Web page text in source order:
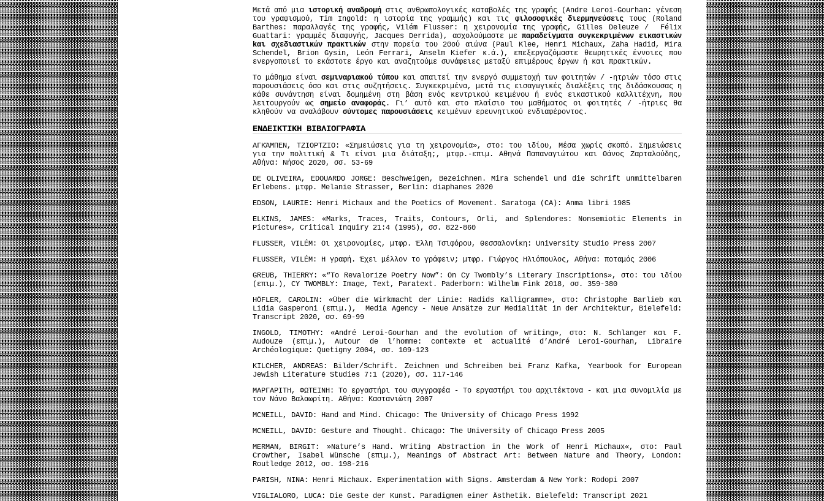
Μετά από μια ιστορική αναδρομή στις ανθρωπολογικές καταβολές της γραφής (Andre Leroi-Gourhan: γένεση
του γραφισμού, Tim Ingold: η ιστορία της γραμμής) και τις φιλοσοφικές διερμηνεύσειςτους (Roland
Barthes: παραλλαγές της γραφής, Vilém Flusser: η χειρονομία της γραφής, Gilles Deleuze / Félix
Guattari: γραμμές διαφυγής, Jacques Derrida), ασχολούμαστε μεπαραδείγματα συγκεκριμένων εικαστικών
kαι σχεδιαστικών πρακτικών στην πορεία του 20ού αιώνα (Paul Klee, Henri Michaux, Zaha Hadid, Mira
Schendel, Brion Gysin, León Ferrari, Anselm Kiefer κ.ά.), επεξεργαζόμαστε θεωρητικές έννοιες που
ενεργοποιεί το εκάστοτε έργο και αναζητούμε συνάφειες μεταξύ επιμέρους έργων ή και πρακτικών.
Το μάθημα είναι σεμιναριακού τύπου και απαιτεί την ενεργό συμμετοχή των φοιτητών / -ητριών τόσο στις
παρουσιάσεις όσο και στις συζητήσεις. Συγκεκριμένα, μετά τις εισαγωγικές διαλέξεις της διδάσκουσας η
κάθε συνάντηση είναι δομημένη στη βάση ενός κεντρικού κειμένου ή ενός εικαστικού καλλιτέχνη, που
λειτουργούν ως σημείο αναφοράς. Γι’ αυτό και στο πλαίσιο του μαθήματος οι φοιτητές / -ήτριες θα
κληθούν να αναλάβουν σύντομες παρουσιάσεις κειμένων ερευνητικού ενδιαφέροντος.
ΕΝΔΕΙΚΤΙΚΗ ΒΙΒΛΙΟΓΡΑΦΙΑ
ΑΓΚΆΜΠΕΝ, ΤΖΙΟΡΤΖΙΟ: «Σημειώσεις για τη χειρονομία», στο: του ιδίου, Μέσα χωρίς σκοπό. Σημειώσεις
για την πολιτική & Τι είναι μια διάταξη;, μτφρ.-επιμ. Αθηνά Παπαναγιώτου και Θάνος Ζαρταλούδης,
Αθήνα: Νήσος 2020, σσ. 53-69
DE OLIVEIRA, EDOUARDO JORGE: Beschweigen, Bezeichnen. Mira Schendel und die Schrift unmittelbaren
Erlebens. μτφρ. Melanie Strasser, Berlin: diaphanes 2020
EDSON, LAURIE: Henri Michaux and the Poetics of Movement. Saratoga (CA): Anma libri 1985
ELKINS, JAMES: «Marks, Traces, Traits, Contours, Orli, and Splendores: Nonsemiotic Elements in
Pictures», Critical Inquiry 21:4 (1995), σσ. 822-860
FLUSSER, VILÉM: Οι χειρονομίες, μτφρ. Έλλη Τσιφόρου, Θεσσαλονίκη: University Studio Press 2007
FLUSSER, VILÉM: Η γραφή. Έχει μέλλον το γράφειν; μτφρ. Γιώργος Ηλιόπουλος, Αθήνα: ποταμός 2006
GREUB, THIERRY: «“To Revalorize Poetry Now”: On Cy Twombly’s Literary Inscriptions», στο: του ιδίου
(επιμ.), CY TWOMBLY: Image, Text, Paratext. Paderborn: Wilhelm Fink 2018, σσ. 359-380
HÖFLER, CAROLIN: «Über die Wirkmacht der Linie: Hadids Kalligramme», στο: Christophe Barlieb και
Lidia Gasperoni (επιμ.), Media Agency - Neue Ansätze zur Medialität in der Architektur, Bielefeld:
Transcript 2020, σσ. 69-99
INGOLD, TIMOTHY: «André Leroi-Gourhan and the evolution of writing», στο: N. Schlanger και F.
Audouze (επιμ.), Autour de l’homme: contexte et actualité d’André Leroi-Gourhan, Libraire
Archéologique: Quetigny 2004, σσ. 109-123
KILCHER, ANDREAS: Bilder/Schrift. Zeichnen und Schreiben bei Franz Kafka, Yearbook for European
Jewish Literature Studies 7:1 (2020), σσ. 117-​146
ΜΑΡΓΑΡΙΤΗ, ΦΩΤΕΙΝΗ: Το εργαστήρι του συγγραφέα - Το εργαστήρι του αρχιτέκτονα - και μια συνομιλία με
τον Νάνο Βαλαωρίτη. Αθήνα: Καστανιώτη 2007
MCNEILL, DAVID: Hand and Mind. Chicago: The University of Chicago Press 1992
MCNEILL, DAVID: Gesture and Thought. Chicago: The University of Chicago Press 2005
MERMAN, BIRGIT: »Nature’s Hand. Writing Abstraction in the Work of Henri Michaux«, στο: Paul
Crowther, Isabel Wünsche (επιμ.), Meanings of Abstract Art: Between Nature and Theory, London:
Routledge 2012, σσ. 198-216
PARISH, NINA: Henri Michaux. Experimentation with Signs. Amsterdam & New York: Rodopi 2007
VIGLIALORO, LUCA: Die Geste der Kunst. Paradigmen einer Ästhetik. Bielefeld: Transcript 2021